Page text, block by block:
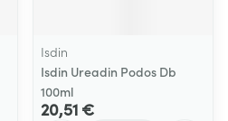
Isdin
Isdin Ureadin Podos Db
100ml
20,51 €